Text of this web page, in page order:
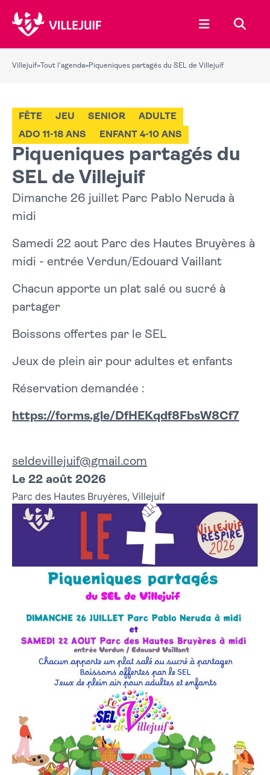
Ouvrir le
Villejuif» Tout l'agenda»Piqueniques partagés du SEL de Villejuif
Piqueniques partagés du
SEL de Villejuif
FÊTE JEU SENIOR
ADULTE
ADO 11-18 ANS
ENFANT 4-10 ANS
Dimanche 26 juillet Parc Pablo Neruda à
midi
Samedi 22 aout Parc des Hautes Bruyères à
midi - entrée Verdun/Edouard Vaillant
Chacun apporte un plat salé ou sucré à
partager
Boissons offertes par le SEL
Jeux de plein air pour adultes et enfants
Réservation demandée :
https://forms.gle/DfHEKqdf8FbsW8Cf7
seldevillejuif@gmail.com
Le 22 août 2026
Parc des Hautes Bruyères, Villejuif